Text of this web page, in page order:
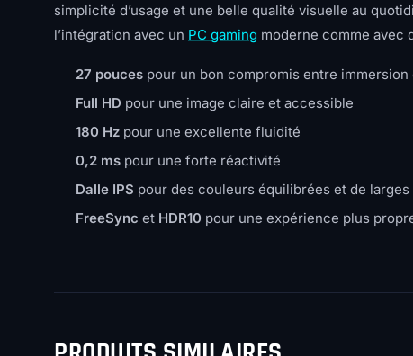
simplicité d’usage et une belle qualité visuelle au
l’intégration avec un PC gaming moderne comme avec
27 pouces pour un bon compromis entre
Full HD pour une image claire et accessible
180 Hz pour une excellente fluidité
0,2 ms pour une forte réactivité
Dalle IPS pour des couleurs équilibrées et de larges
FreeSync et HDR10 pour une expérience plus